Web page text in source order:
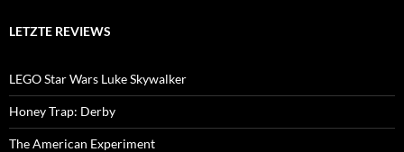
LETZTE REVIEWS
LEGO Star Wars Luke Skywalker
Honey Trap: Derby
The American Experiment